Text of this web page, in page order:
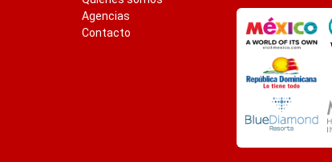
Agencias
Contacto